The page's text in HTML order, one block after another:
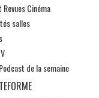
Revues Cinéma
salles
de la semaine